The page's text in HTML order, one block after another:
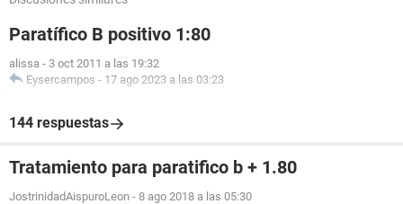
Paratífico B positivo 1:80
alissa - 3 oct 2011 a las 19:32
Eysercampos - 17 ago 2023 a las 03:23
144 respuestas
Tratamiento para paratifico b + 1.80
JostrinidadAispuroLeon - 8 ago 2018 a las 05:30